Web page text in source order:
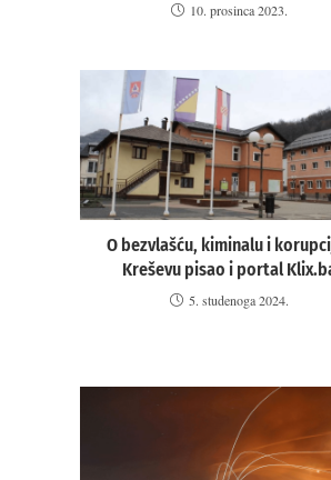
10. prosinca 2023.
O bezvlašću, kiminalu i
Kreševu pisao i portal
5. studenoga 2024.